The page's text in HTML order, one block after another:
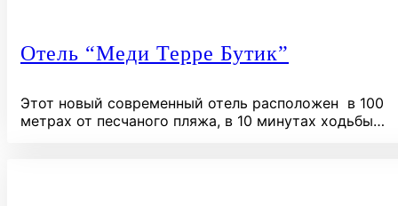
Отель “Меди Терре Бутик”
Этот новый современный отель расположен в 100
метрах от песчаного пляжа, в 10 минутах ходьбы…